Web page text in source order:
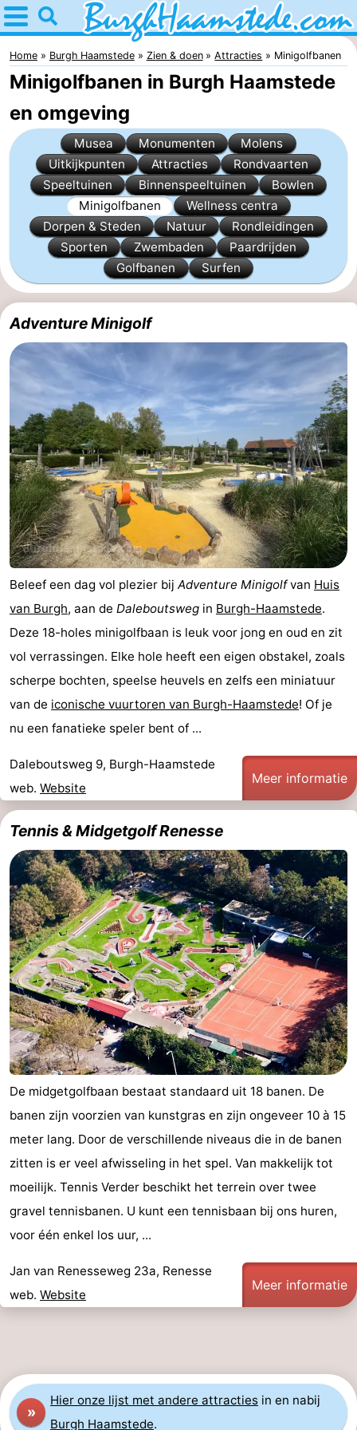
Home
Burgh
Haamstede
Tips
Voor
kinderen
Natuur
van
Schouwen
Overnachten
Appartementen
Bed
(&
breakfasts)
Campings
Hotels
Vakantiehuizen
Buitenheem
-
Duinoord
-
Ginsterveld
-
Julianahoeve
-
Livingstone
-
Resort
Haamstede
-
Résidence
't
Hof
van
Haamstede
-
Schouwen
-
Schouwse
Valleien
-
Wijde
Blick
-
Zeeuwse
-
Hof
van
Haamstede
minutes
Strand
Zien
&
doen
Bezienswaardigheden
-
Musea
-
Monumenten
-
Molens
-
Uitkijkpunten
Attracties
-
Rondvaarten
Speeltuinen
-
Binnenspeeltuinen
-
Bowlen
-
centra
Dorpen
&
Natuur
Home Burgh Haamstede Zien & doen Attracties Minigolfbanen
Minigolfbanen in Burgh Haamstede
en omgeving
Musea Monumenten
Molens
Uitkijkpunten
Attracties
Rondvaarten
Speeltuinen
Binnenspeeltuinen
Bowlen
Minigolfbanen
Wellness centra
Dorpen & Steden
Natuur
Rondleidingen
Sporten
Zwembaden
Paardrijden
Golfbanen
Surfen
Adventure Minigolf
Beleef een dag vol plezier bij Adventure Minigolfvan Huis
van Burgh, aan de Daleboutsweg in Burgh-Haamstede.
Deze 18-holes minigolfbaan is leuk voor jong en oud en zit
vol verrassingen. Elke hole heeft een eigen obstakel, zoals
scherpe bochten, speelse heuvels en zelfs een miniatuur
van de iconische vuurtoren van Burgh-Haamstede! Of je
nu een fanatieke speler bent of ...
Daleboutsweg 9, Burgh-Haamstede
web. Website
Meer informatie
Tennis & Midgetgolf Renesse
De midgetgolfbaan bestaat standaard uit 18 banen. De
banen zijn voorzien van kunstgras en zijn ongeveer 10 à 15
meter lang. Door de verschillende niveaus die in de banen
zitten is er veel afwisseling in het spel. Van makkelijk tot
moeilijk. Tennis Verder beschikt het terrein over twee
gravel tennisbanen. U kunt een tennisbaan bij ons huren,
voor één enkel los uur, ...
Jan van Renesseweg 23a, Renesse
web. Website
Meer informatie
»
Hier onze lijst met andere attracties in en nabij
Burgh Haamstede.